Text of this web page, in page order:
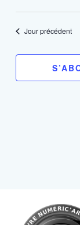
date.
Jour précédent